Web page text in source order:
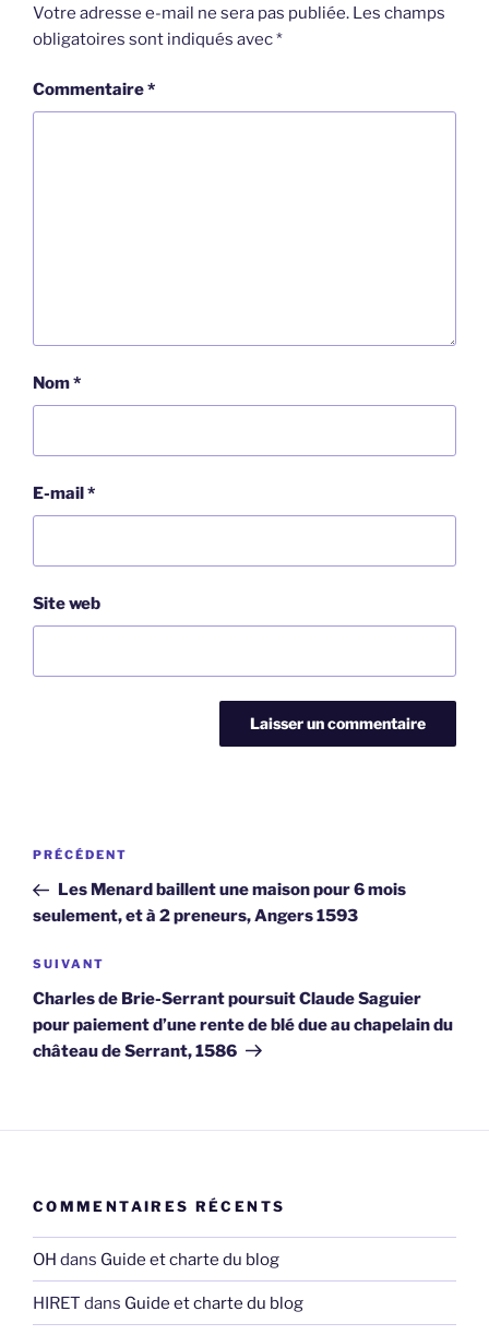
Votre adresse e-mail ne sera pas publiée. Les champs
obligatoires sont indiqués avec*
Commentaire*
Nom*
E-mail*
Site web
Navigation
l’article
Article
précédent
PRÉCÉDENT
Les Menard baillent une maison pour 6 mois
seulement, et à 2 preneurs, Angers 1593
Article
suivant
SUIVANT
Charles de Brie-Serrant poursuit Claude Saguier
pour paiement d’une rente de blé due au chapelain du
château de Serrant, 1586
COMMENTAIRES RÉCENTS
OH dans Guide et charte du blog
HIRET dans Guide et charte du blog